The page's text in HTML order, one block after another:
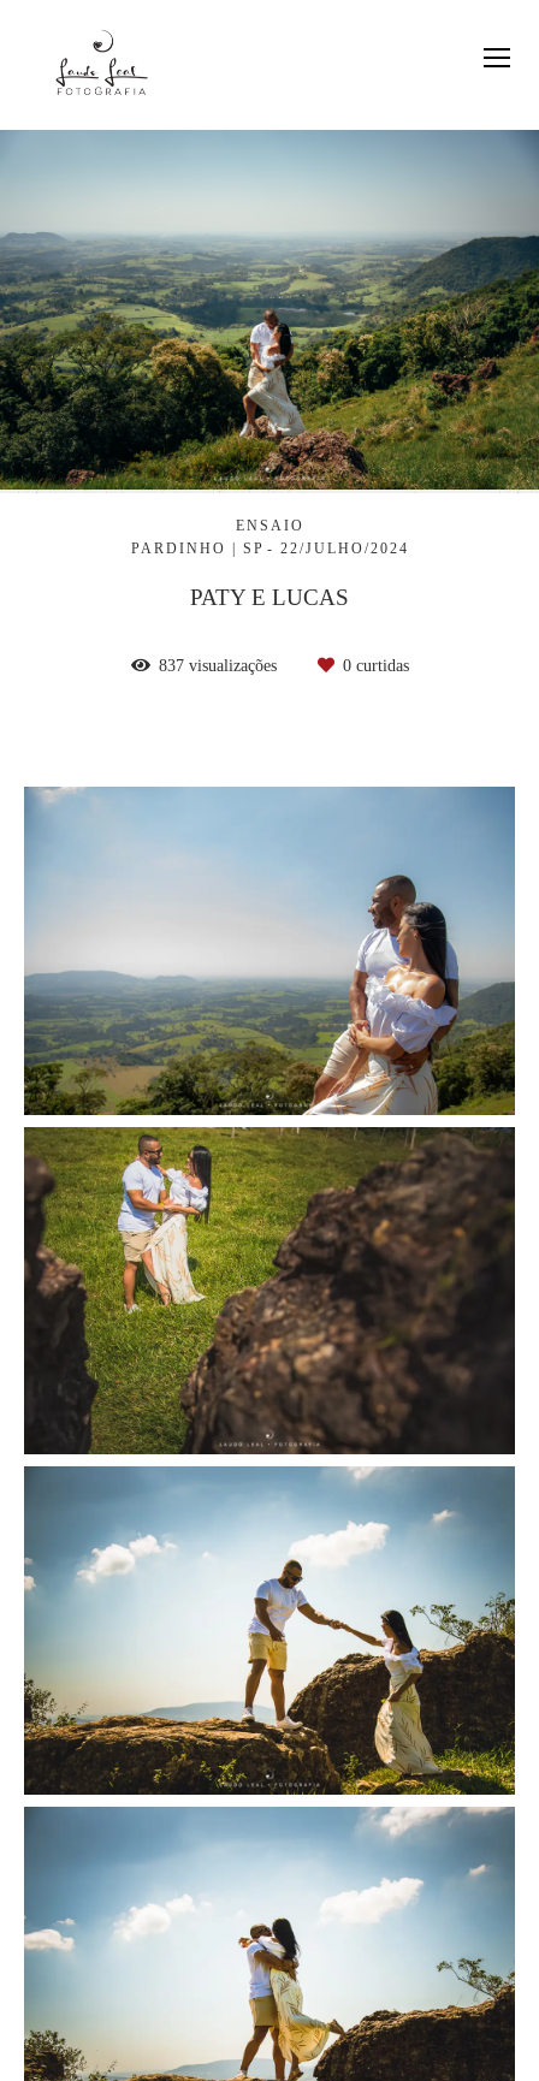
ENSAIO
PARDINHO | SP
22/JULHO/2024
PATY E LUCAS
837visualizações 0curtidas